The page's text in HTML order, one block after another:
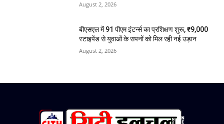
August 2, 2026
बीएसएल में 91 पीएम इंटर्न्स का प्रशिक्षण शुरू, ₹9,000
स्टाइपेंड से युवाओं के सपनों को मिल रही नई उड़ान
August 2, 2026